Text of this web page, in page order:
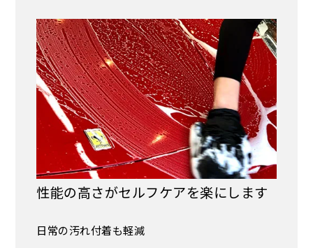
性能の高さがセルフケアを楽にします
日常の汚れ付着も軽減